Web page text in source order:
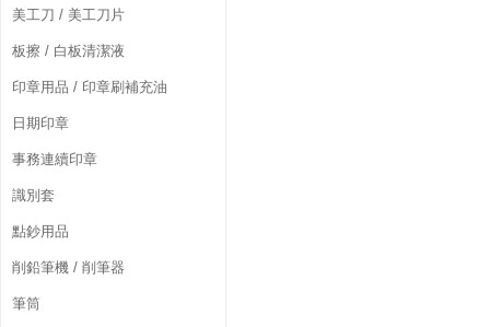
美工刀 / 美工刀片
板擦 / 白板清潔液
印章用品 / 印章刷補充油
日期印章
事務連續印章
識別套
點鈔用品
削鉛筆機 / 削筆器
筆筒